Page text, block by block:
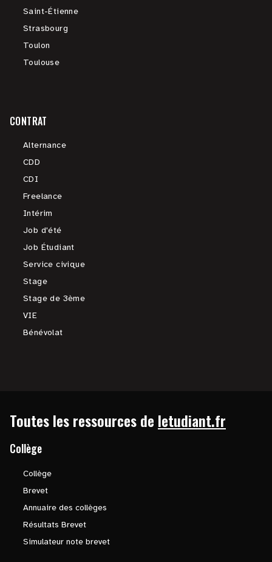
Saint-Étienne
Strasbourg
Toulon
Toulouse
CONTRAT
Alternance
CDD
CDI
Freelance
Intérim
Job d'été
Job Étudiant
Service civique
Stage
Stage de 3ème
VIE
Bénévolat
Toutes les ressources de letudiant.fr
Collège
Collège
Brevet
Annuaire des collèges
Résultats Brevet
Simulateur note brevet